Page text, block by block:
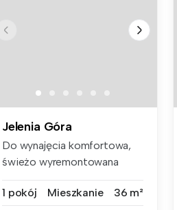
Jelenia Góra
Do wynajęcia komfortowa,
świeżo wyremontowana
1 pokój
Mieszkanie 36 m²